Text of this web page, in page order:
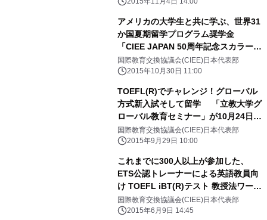
アメリカの大学生と共に学ぶ、世界31
か国夏期留学プログラム奨学金
「CIEE JAPAN 50周年記念スカラーシ
ップ」申請受付2015年11月1日に開始
国際教育交換協議会(CIEE)日本代表部
2015年10月30日 11:00
TOEFL(R)でチャレンジ！グローバル
方式新入試そして留学 「立教大学グ
ローバル教育セミナー」が10月24日開
催
国際教育交換協議会(CIEE)日本代表部
2015年9月29日 10:00
これまでに300人以上が参加した、
ETS公認トレーナーによる英語教員向
け TOEFL iBT(R)テスト 教授法ワーク
ショップ、8月25日より開催！
国際教育交換協議会(CIEE)日本代表部
2015年6月9日 14:45